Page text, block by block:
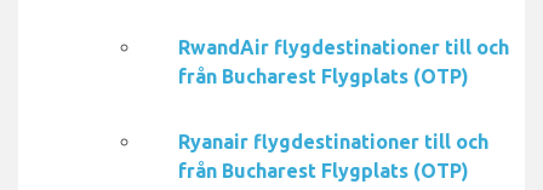
RwandAir flygdestinationer till och
från Bucharest Flygplats (OTP)
Ryanair flygdestinationer till och
från Bucharest Flygplats (OTP)